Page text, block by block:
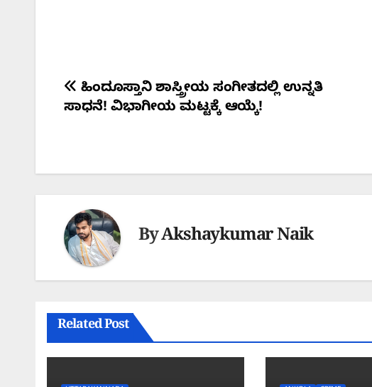
Post
navigation
ಹಿಂದೂಸ್ತಾನಿ ಶಾಸ್ತ್ರೀಯ ಸಂಗೀತದಲ್ಲಿ ಉನ್ನತಿ
ಸಾಧನೆ! ವಿಭಾಗೀಯ ಮಟ್ಟಕ್ಕೆ ಆಯ್ಕೆ!
ByAkshaykumar Naik
Related Post